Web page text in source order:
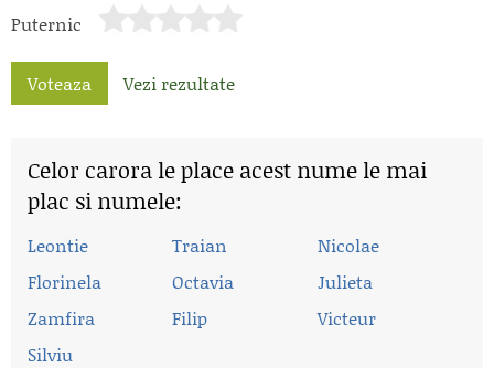
Puternic
Voteaza Vezi rezultate
Celor carora le place acest nume le mai
plac si numele:
Leontie Traian
Nicolae
Florinela
Octavia
Julieta
Zamfira
Filip
Victeur
Silviu